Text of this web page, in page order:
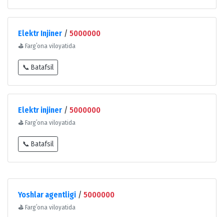
Elektr Injiner / 5000000
⛳ Fargʻona viloyatida
📞 Batafsil
Elektr injiner / 5000000
⛳ Fargʻona viloyatida
📞 Batafsil
Yoshlar agentligi / 5000000
⛳ Fargʻona viloyatida